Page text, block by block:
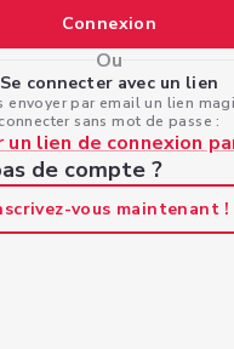
Connexion
Ou
Se connecter avec un lien
envoyer par email un lien
connecter sans mot de passe :
un lien de connexion
de compte ?
vous maintenant !